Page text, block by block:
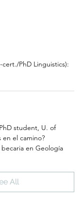
PhD Linguistics):
student, U. of
en el camino?
en Geología
All